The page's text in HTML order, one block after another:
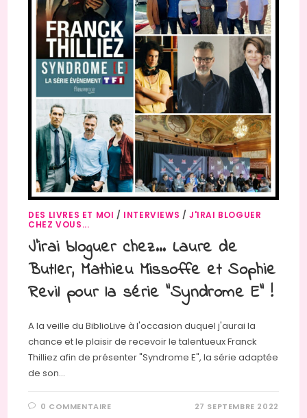
DES LIVRES ET MOI / INTERVIEWS /J'IRAI BLOGUER
CHEZ VOUS...
J’irai bloguer chez… Laure de
Butler, Mathieu Missoffe et Sophie
Revil pour la série “Syndrome E” !
A la veille du BiblioLive à l'occasion duquel j'aurai la
chance et le plaisir de recevoir le talentueux Franck
Thilliez afin de présenter "Syndrome E", la série adaptée
de son…
0 COMMENTAIRE 27 SEPTEMBRE 2022